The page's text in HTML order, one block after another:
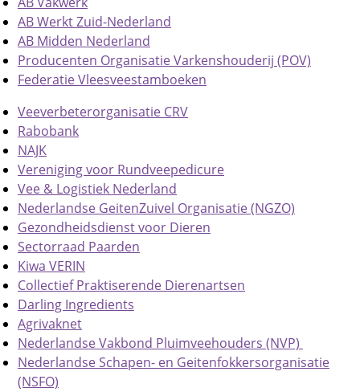
AB Werkt Zuid-Nederland
AB Midden Nederland
Producenten Organisatie Varkenshouderij (POV)
Federatie Vleesveestamboeken
Veeverbeterorganisatie CRV
Rabobank
NAJK
Vereniging voor Rundveepedicure
Vee & Logistiek Nederland
Nederlandse GeitenZuivel Organisatie (NGZO)
Gezondheidsdienst voor Dieren
Sectorraad Paarden
Kiwa VERIN
Collectief Praktiserende Dierenartsen
Darling Ingredients
Agrivaknet
Nederlandse Vakbond Pluimveehouders (NVP)
Nederlandse Schapen- en Geitenfokkersorganisatie
(NSFO)